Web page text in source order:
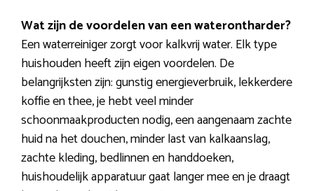
Wat zijn de voordelen van een waterontharder?
Een waterreiniger zorgt voor kalkvrij water. Elk type
huishouden heeft zijn eigen voordelen. De
belangrijksten zijn: gunstig energieverbruik, lekkerdere
koffie en thee, je hebt veel minder
schoonmaakproducten nodig, een aangenaam zachte
huid na het douchen, minder last van kalkaanslag,
zachte kleding, bedlinnen en handdoeken,
huishoudelijk apparatuur gaat langer mee en je draagt